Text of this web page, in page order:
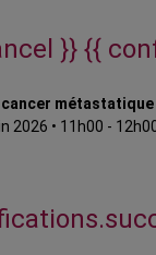
}} {{
métastatique
2026 • 11h00 -